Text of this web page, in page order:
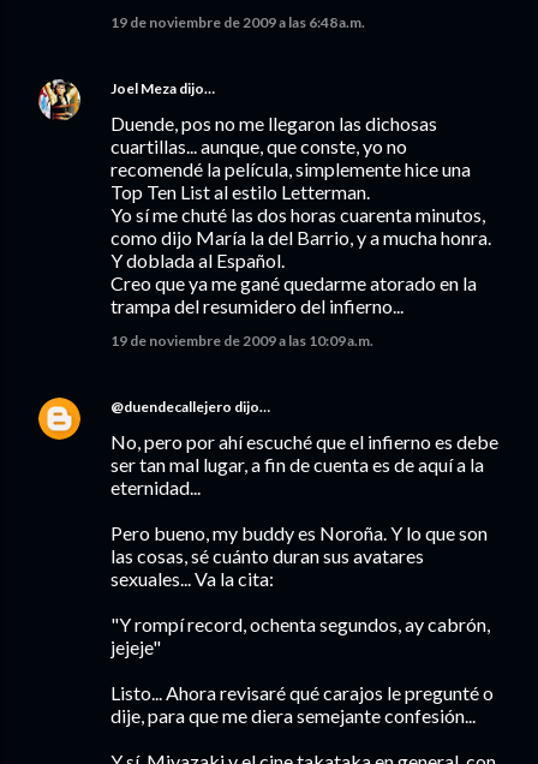
19 de noviembre de 2009 a las 6:48 a.m.
Joel Meza dijo…
Duende, pos no me llegaron las dichosas
cuartillas... aunque, que conste, yo no
recomendé la película, simplemente hice una
Top Ten List al estilo Letterman.
Yo sí me chuté las dos horas cuarenta minutos,
como dijo María la del Barrio, y a mucha honra.
Y doblada al Español.
Creo que ya me gané quedarme atorado en la
trampa del resumidero del infierno...
19 de noviembre de 2009 a las 10:09 a.m.
@duendecallejero dijo…
No, pero por ahí escuché que el infierno es debe
ser tan mal lugar, a fin de cuenta es de aquí a la
eternidad...
Pero bueno, my buddy es Noroña. Y lo que son
las cosas, sé cuánto duran sus avatares
sexuales... Va la cita:
"Y rompí record, ochenta segundos, ay cabrón,
jejeje"
Listo... Ahora revisaré qué carajos le pregunté o
dije, para que me diera semejante confesión...